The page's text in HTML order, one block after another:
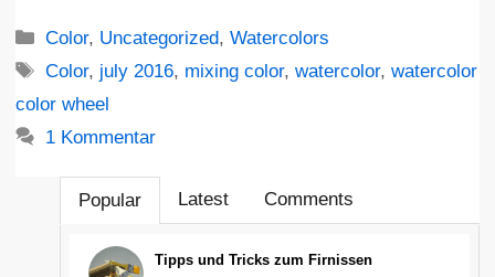
Kategorien
Color, Uncategorized,Watercolors
Schlagwörter
Color, july 2016, mixing color,watercolor,watercolor
color wheel
1 Kommentar
Popular Latest Comments
Tipps und Tricks zum Firnissen